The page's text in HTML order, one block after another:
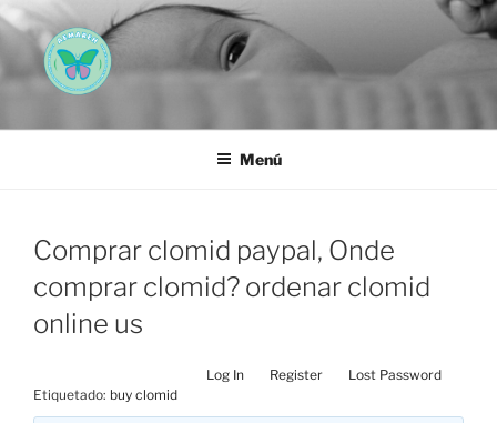
Saltar
al
contenido
AEMAREH
Menú
Comprar clomid paypal, Onde
comprar clomid? ordenar clomid
online us
Log In Register
Lost Password
Etiquetado: buy clomid